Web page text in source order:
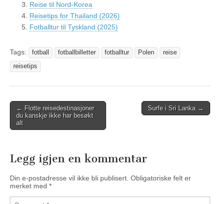
Reise til Nord-Korea
Reisetips for Thailand (2026)
Fotballtur til Tyskland (2025)
Tags: fotball fotballbilletter fotballtur Polen
reise
reisetips
Post navigation
← Flotte reisedestinasjoner
du kanskje ikke har besøkt
alt
Surfe i Sri Lanka →
Legg igjen en kommentar
Din e-postadresse vil ikke bli publisert. Obligatoriske felt er
merket med *